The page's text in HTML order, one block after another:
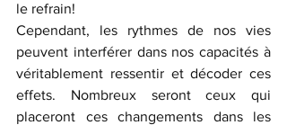
le refrain!
Cependant, les rythmes de nos vies
peuvent interférer dans nos capacités à
véritablement ressentir et décoder ces
effets. Nombreux seront ceux qui
placeront ces changements dans les